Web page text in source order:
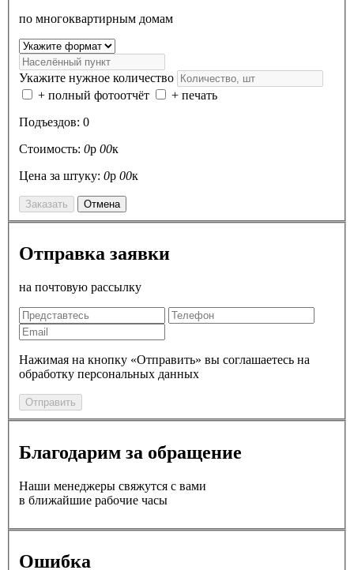
по многоквартирным домам
Укажите нужное количество
+ полный фотоотчёт
+ печать
Подъездов: 0
Стоимость: 0р 00к
Цена за штуку: 0р 00к
Заказать Отмена
Отправка заявки
на почтовую рассылку
Нажимая на кнопку «Отправить» вы соглашаетесь на
обработку персональных данных
Отправить
Благодарим за обращение
Наши менеджеры свяжутся с вами
в ближайшие рабочие часы
Ошибка